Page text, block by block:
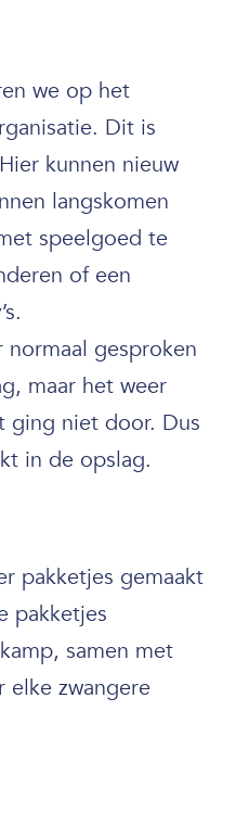
we op het
Dit is
kunnen nieuw
langskomen
speelgoed te
of een
gesproken
maar het weer
ging niet door. Dus
in de opslag.
pakketjes gemaakt
pakketjes
samen met
elke zwangere